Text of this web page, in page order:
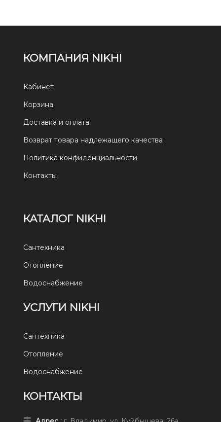
КОМПАНИЯ NIKHI
Кабинет
Корзина
Доставка и оплата
Возврат товара надлежащего качества
Политика конфиденциальности
Контакты
КАТАЛОГ NIKHI
Сантехника
Отопление
Водоснабжение
УСЛУГИ NIKHI
Сантехника
Отопление
Водоснабжение
КОНТАКТЫ